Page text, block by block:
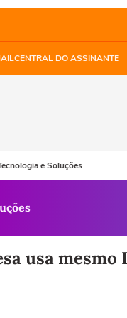
CENTRAL DO ASSINANTE
e Soluções
usa mesmo